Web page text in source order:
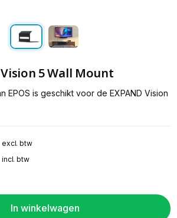
Vision 5 Wall Mount
EPOS is geschikt voor de EXPAND Vision
excl. btw
incl. btw
In winkelwagen